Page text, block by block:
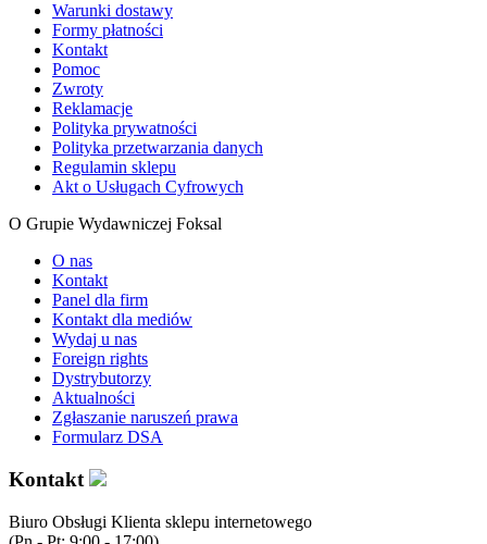
Warunki dostawy
Formy płatności
Kontakt
Pomoc
Zwroty
Reklamacje
Polityka prywatności
Polityka przetwarzania danych
Regulamin sklepu
Akt o Usługach Cyfrowych
O Grupie Wydawniczej Foksal
O nas
Kontakt
Panel dla firm
Kontakt dla mediów
Wydaj u nas
Foreign rights
Dystrybutorzy
Aktualności
Zgłaszanie naruszeń prawa
Formularz DSA
Kontakt
Biuro Obsługi Klienta sklepu internetowego